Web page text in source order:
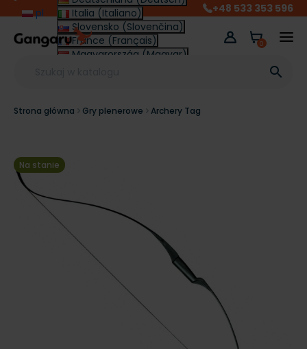
pl
Italia (Italiano)
Slovensko (Slovenčina)
France (Français)
Magyarország (Magyar)
+48 533 353 596

0
Strona główna Gry plenerowe Archery Tag
Na stanie